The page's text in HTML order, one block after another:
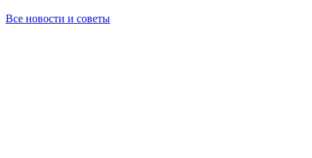
Все новости и советы